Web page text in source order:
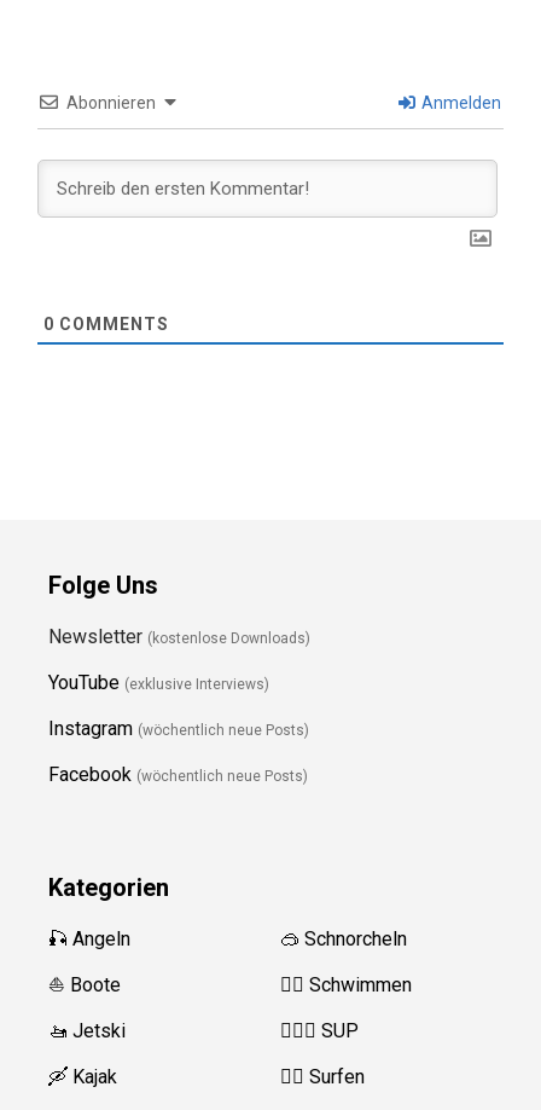
Abonnieren Anmelden
0 COMMENTS
Folge Uns
Newsletter (kostenlose Downloads)
YouTube (exklusive Interviews)
Instagram (wöchentlich neue Posts)
Facebook (wöchentlich neue Posts)
Kategorien
🎣 Angeln
⛵️ Boote
🚤 Jetski
🛶 Kajak
🥽 Schnorcheln
🏊‍♂️ Schwimmen
🏄‍♀️🛶 SUP
🏄‍♂️ Surfen